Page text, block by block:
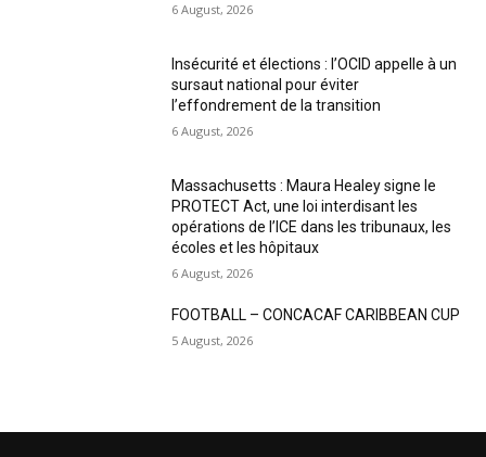
6 August, 2026
Insécurité et élections : l’OCID appelle à un
sursaut national pour éviter
l’effondrement de la transition
6 August, 2026
Massachusetts : Maura Healey signe le
PROTECT Act, une loi interdisant les
opérations de l’ICE dans les tribunaux, les
écoles et les hôpitaux
6 August, 2026
FOOTBALL – CONCACAF CARIBBEAN CUP
5 August, 2026